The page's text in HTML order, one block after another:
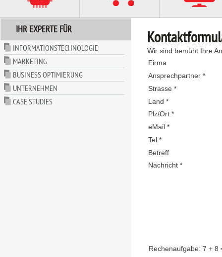
IHR EXPERTE FÜR
INFORMATIONSTECHNOLOGIE
MARKETING
BUSINESS OPTIMIERUNG
UNTERNEHMEN
CASE STUDIES
Wir sind bemüht Ihre
Firma
Ansprechpartner *
Strasse *
Land *
Plz/Ort *
eMail *
Tel *
Betreff
Nachricht *
Rechenaufgabe: 7 + 8